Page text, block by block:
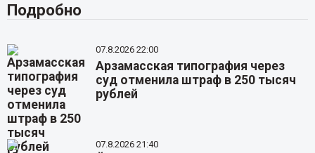
Подробно
07.8.2026 22:00
Арзамасская типография через
суд отменила штраф в 250 тысяч
рублей
07.8.2026 21:40